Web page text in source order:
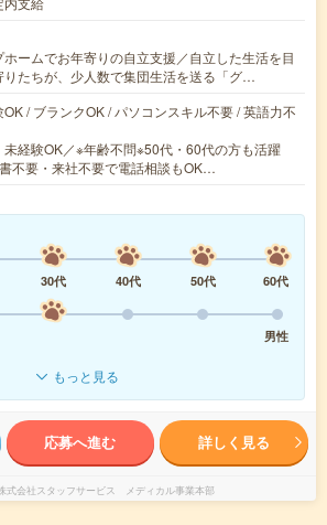
ホームでお年寄りの自立支援／自立した生活を目
りたちが、少人数で集団生活を送る「グ…
/ ブランクOK / パソコンスキル不要 / 英語力不
未経験OK／※年齢不問※50代・60代の方も活躍
不要・来社不要で電話相談もOK…
30代 40代 50代
60代
男性
もっと見る
応募へ進む 詳しく見る
式会社スタッフサービス メディカル事業本部